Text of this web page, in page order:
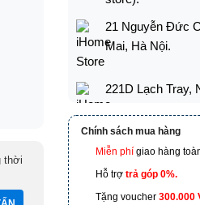
thời
21 Nguyễn Đức
Mai, Hà Nội.
221D Lạch Tray,
173 Nguyễn Thái
Phường 4, Quận
Chí Minh
Chính sách mua hàng
Miễn phí giao hàng
Hỗ trợ trả góp 0%.
Tặng voucher 300.000